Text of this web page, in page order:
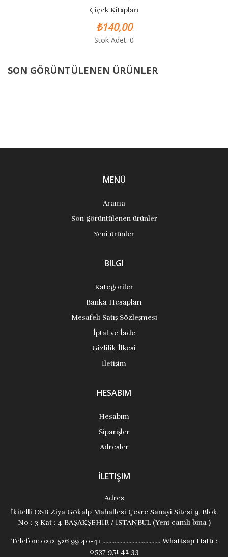
Çiçek Kitapları
₺140,00
Stok Adet: 0
SON GÖRÜNTÜLENEN ÜRÜNLER
MENÜ
Arama
Son görüntülenen ürünler
Yeni ürünler
BILGI
Kategoriler
Banka Hesapları
Mesafeli Satış Sözleşmesi
İptal ve İade
Gizlilik İlkesi
İletişim
HESABIM
Hesabım
Siparişler
Adresler
İLETIŞIM
Adres
İkitelli OSB Ziya Gökalp Mahallesi Çevre Sanayi Sitesi 9. Blok
No : 3 Kat : 4 BAŞAKŞEHİR / İSTANBUL (Yeni camlı bina )
Telefon:0212 526 99 40-41 ...................................... Whattsap Hattı :
0537 951 42 33